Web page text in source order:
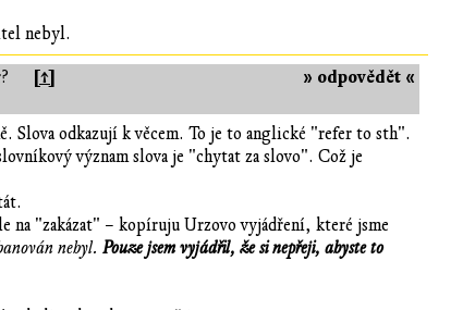
nebyl.
» odpovědět «
[↑]
Slova odkazují k věcem. To je to anglické "refer to sth".
význam slova je "chytat za slovo". Což je
na "zakázat" – kopíruju Urzovo vyjádření, které jsme
nebyl.Pouze jsem vyjádřil, že si nepřeji, abyste to